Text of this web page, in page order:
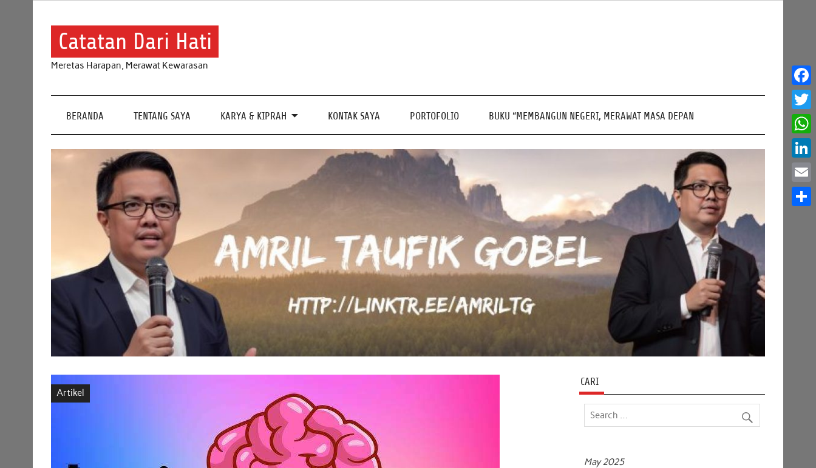
Catatan Dari Hati
Meretas Harapan, Merawat Kewarasan
BERANDA TENTANG SAYA KARYA & KIPRAH KONTAK SAYA PORTOFOLIO BUKU “MEMBANGUN NEGERI, MERAWAT MASA DEPAN
Artikel
CARI
May 2025
Email